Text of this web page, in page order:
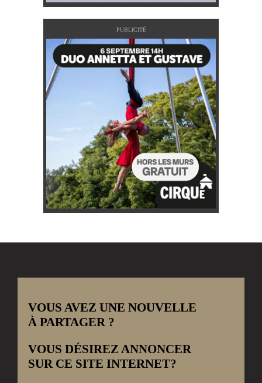
PUBLICITÉ
VOUS AVEZ UNE NOUVELLE
À PARTAGER ?
VOUS DÉSIREZ ANNONCER
SUR CE SITE INTERNET?